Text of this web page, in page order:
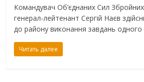
Командувач Об’єднаних Сил
генерал-лейтенант Сергій Наєв
до району виконання завдань одного
Читать далее